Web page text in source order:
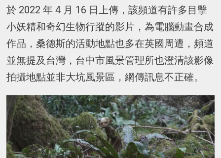
於 2022 年 4 月 16 日上傳，該頻道有許多目擊
小妖精和奇幻生物行蹤的影片，為電腦動畫合成
作品，桑德斯的活動地點也多在英國周遭，頻道
並無提及台灣，台中市風景管理所也澄清該影像
拍攝地點並非大坑風景區，網傳訊息不正確。